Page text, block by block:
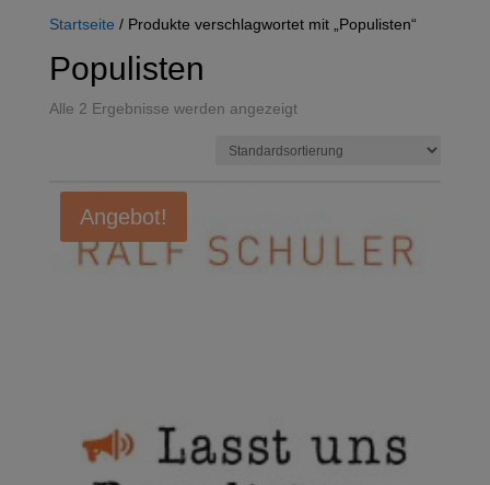
Startseite / Produkte verschlagwortet mit „Populisten“
Populisten
Alle 2 Ergebnisse werden angezeigt
Angebot!